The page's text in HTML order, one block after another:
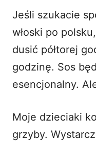
Jeśli szukacie
włoski po
dusić półtorej
godzinę. Sos
esencjonalny.
Moje dzieciaki
grzyby.